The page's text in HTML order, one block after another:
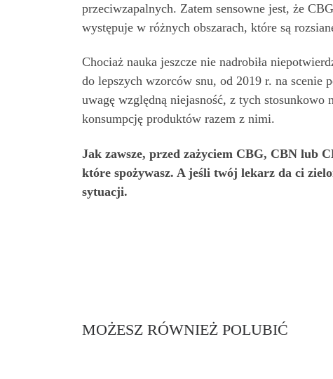
przeciwzapalnych. Zatem sensowne jest, że
występuje w różnych obszarach, które są
Chociaż nauka jeszcze nie nadrobiła
do lepszych wzorców snu, od 2019 r. na scenie
uwagę względną niejasność, z tych
konsumpcję produktów razem z nimi.
Jak zawsze, przed zażyciem CBG, CBN lub
które spożywasz. A jeśli twój lekarz da ci
sytuacji.
MOŻESZ RÓWNIEŻ POLUBIĆ